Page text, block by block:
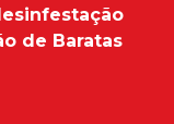
de Baratas